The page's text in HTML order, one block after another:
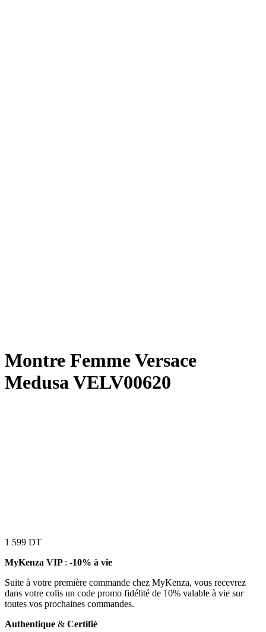
Montre Femme Versace
Medusa VELV00620
1 599 DT
MyKenza VIP : -10% à vie
Suite à votre première commande chez MyKenza, vous recevrez
dans votre colis un code promo fidélité de 10% valable à vie sur
toutes vos prochaines commandes.
Authentique & Certifié